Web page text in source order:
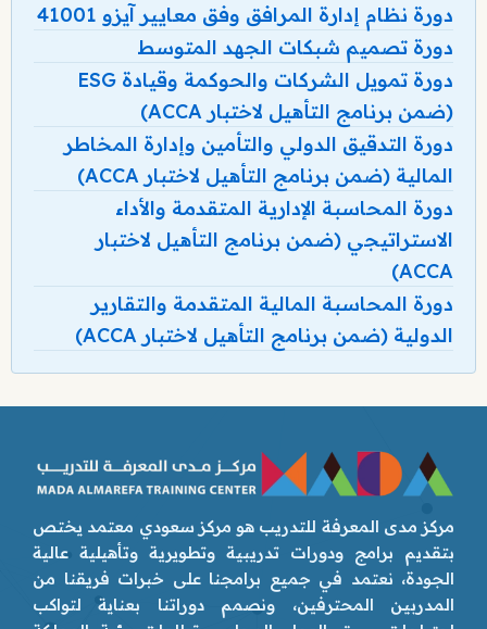
دورة نظام إدارة المرافق وفق معايير آيزو 41001
دورة تصميم شبكات الجهد المتوسط
دورة تمويل الشركات والحوكمة وقيادة ESG
(ضمن برنامج التأهيل لاختبار ACCA)
دورة التدقيق الدولي والتأمين وإدارة المخاطر
المالية (ضمن برنامج التأهيل لاختبار ACCA)
دورة المحاسبة الإدارية المتقدمة والأداء
الاستراتيجي (ضمن برنامج التأهيل لاختبار
ACCA)
دورة المحاسبة المالية المتقدمة والتقارير
الدولية (ضمن برنامج التأهيل لاختبار ACCA)
مركز مدى المعرفة للتدريب هو مركز سعودي معتمد يختص
بتقديم برامج ودورات تدريبية وتطويرية وتأهيلية عالية
الجودة، نعتمد في جميع برامجنا على خبرات فريقنا من
المدربين المحترفين، ونصمم دوراتنا بعناية لتواكب